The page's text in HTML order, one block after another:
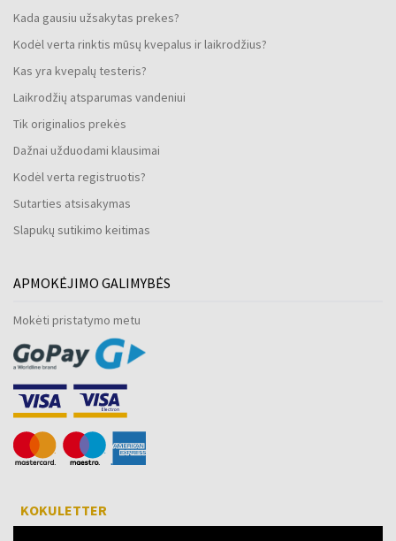
Kada gausiu užsakytas prekes?
Kodėl verta rinktis mūsų kvepalus ir laikrodžius?
Kas yra kvepalų testeris?
Laikrodžių atsparumas vandeniui
Tik originalios prekės
Dažnai užduodami klausimai
Kodėl verta registruotis?
Sutarties atsisakymas
Slapukų sutikimo keitimas
APMOKĖJIMO GALIMYBĖS
Mokėti pristatymo metu
KOKULETTER